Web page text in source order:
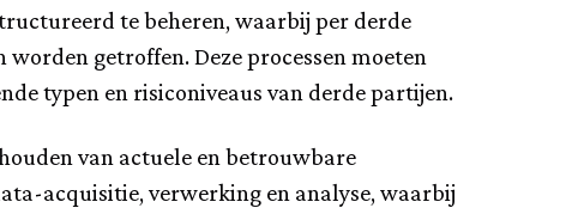
te beheren, waarbij per derde
getroffen. Deze processen moeten
typen en risiconiveaus van derde partijen.
van actuele en betrouwbare
acquisitie, verwerking en analyse, waarbij